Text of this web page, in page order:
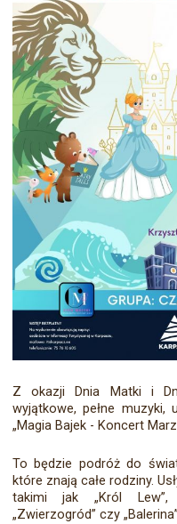
Z okazji Dnia Matki i
wyjątkowe, pełne muzyki,
„Magia Bajek - Koncert
To będzie podróż do
które znają całe rodziny.
takimi jak „Król Lew”,
„Zwierzogród” czy